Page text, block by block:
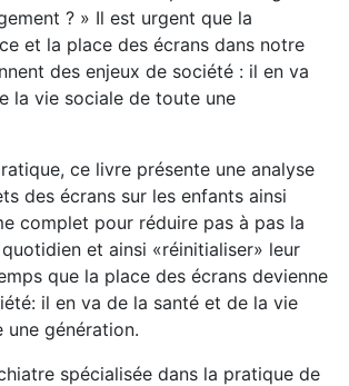
? » Il est urgent que la
et la place des écrans dans notre
des enjeux de société : il en va
la vie sociale de toute une
ce livre présente une analyse
des écrans sur les enfants ainsi
complet pour réduire pas à pas la
et ainsi «réinitialiser» leur
que la place des écrans devienne
il en va de la santé et de la vie
génération.
spécialisée dans la pratique de